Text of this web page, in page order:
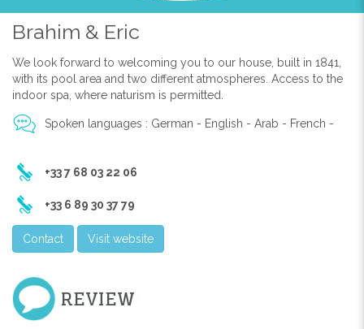
Brahim & Eric
We look forward to welcoming you to our house, built in 1841,
with its pool area and two different atmospheres. Access to the
indoor spa, where naturism is permitted.
Spoken languages : German - English - Arab - French -
+33 7 68 03 22 06
+33 6 89 30 37 79
Contact Visit website
REVIEW